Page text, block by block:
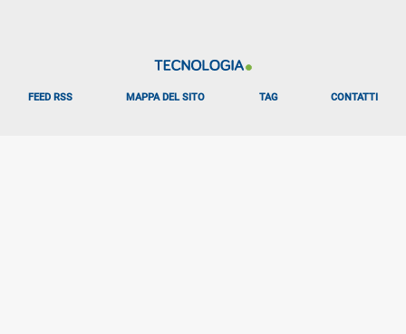
FEED RSS MAPPA DEL SITO TAG CONTATTI